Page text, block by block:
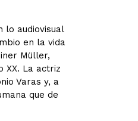
lo audiovisual
en la vida
Müller,
XX. La actriz
Varas y, a
que de